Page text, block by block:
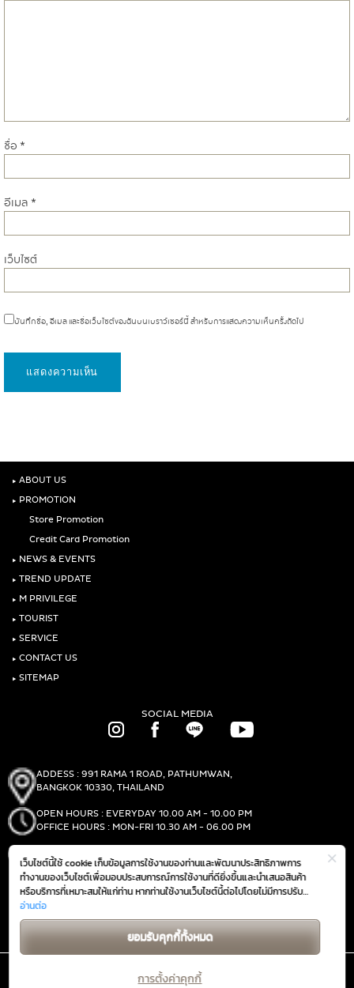
เว็บไซต์นี้ใช้ cookie เก็บข้อมูลการใช้งานของท่านและพัฒนาประสิทธิภาพการ
ทำงานของเว็บไซต์เพื่อมอบประสบการณ์การใช้งานที่ดียิ่งขึ้นและนำเสนอสินค้า
หรือบริการที่เหมาะสมให้แก่ท่าน หากท่านใช้งานเว็บไซต์นี้ต่อไปโดยไม่มีการปรับ
ตั้งค่าใดๆ ถือว่าท่านยอมรับตาม
ของเรา
อ่านต่อ
ยอมรับคุกกี้ทั้งหมด
การตั้งค่าคุกกี้
ชื่อ *
อีเมล *
เว็บไซต์
บันทึกชื่อ, อีเมล และชื่อเว็บไซต์ของฉันบนเบราว์เซอร์นี้ สำหรับการแสดงความเห็นครั้งถัดไป
‣ ABOUT US
‣ PROMOTION
Store Promotion
Credit Card Promotion
‣ NEWS & EVENTS
‣ TREND UPDATE
‣ M PRIVILEGE
‣ TOURIST
‣ SERVICE
‣ CONTACT US
‣ SITEMAP
SOCIAL MEDIA
ADDESS : 991 RAMA 1 ROAD, PATHUMWAN,
BANGKOK 10330, THAILAND
OPEN HOURS : EVERYDAY 10.00 AM - 10.00 PM
OFFICE HOURS : MON-FRI 10.30 AM - 06.00 PM
FAX :(+66)2-690-1000
@ 2019 THE MALL GROUP. ALL RIGHTS RESERVED.